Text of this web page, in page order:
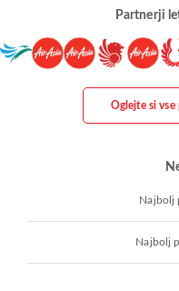
Partnerji
Oglejte si
Najbolj
Najbolj